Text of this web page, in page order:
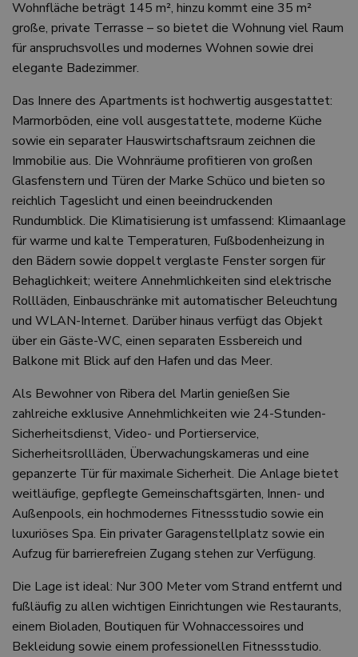
Wohnfläche beträgt 145 m², hinzu kommt eine 35 m²
große, private Terrasse – so bietet die Wohnung viel Raum
für anspruchsvolles und modernes Wohnen sowie drei
elegante Badezimmer.
Das Innere des Apartments ist hochwertig ausgestattet:
Marmorböden, eine voll ausgestattete, moderne Küche
sowie ein separater Hauswirtschaftsraum zeichnen die
Immobilie aus. Die Wohnräume profitieren von großen
Glasfenstern und Türen der Marke Schüco und bieten so
reichlich Tageslicht und einen beeindruckenden
Rundumblick. Die Klimatisierung ist umfassend: Klimaanlage
für warme und kalte Temperaturen, Fußbodenheizung in
den Bädern sowie doppelt verglaste Fenster sorgen für
Behaglichkeit; weitere Annehmlichkeiten sind elektrische
Rollläden, Einbauschränke mit automatischer Beleuchtung
und WLAN-Internet. Darüber hinaus verfügt das Objekt
über ein Gäste-WC, einen separaten Essbereich und
Balkone mit Blick auf den Hafen und das Meer.
Als Bewohner von Ribera del Marlin genießen Sie
zahlreiche exklusive Annehmlichkeiten wie 24-Stunden-
Sicherheitsdienst, Video- und Portierservice,
Sicherheitsrollläden, Überwachungskameras und eine
gepanzerte Tür für maximale Sicherheit. Die Anlage bietet
weitläufige, gepflegte Gemeinschaftsgärten, Innen- und
Außenpools, ein hochmodernes Fitnessstudio sowie ein
luxuriöses Spa. Ein privater Garagenstellplatz sowie ein
Aufzug für barrierefreien Zugang stehen zur Verfügung.
Die Lage ist ideal: Nur 300 Meter vom Strand entfernt und
fußläufig zu allen wichtigen Einrichtungen wie Restaurants,
einem Bioladen, Boutiquen für Wohnaccessoires und
Bekleidung sowie einem professionellen Fitnessstudio.